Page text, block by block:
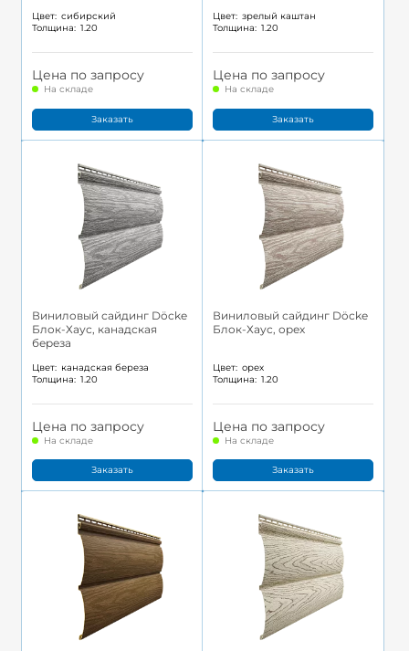
Цвет: сибирский
Толщина: 1.20
Цена по запросу
На складе
Заказать
Цвет: зрелый каштан
Толщина: 1.20
Цена по запросу
На складе
Заказать
Виниловый сайдинг Döcke
Блок-Хаус, канадская
береза
Цвет: канадская береза
Толщина: 1.20
Цена по запросу
На складе
Заказать
Виниловый сайдинг Döcke
Блок-Хаус, орех
Цвет: орех
Толщина: 1.20
Цена по запросу
На складе
Заказать